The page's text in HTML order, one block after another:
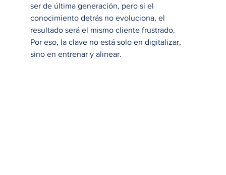
ser de última generación, pero si el
conocimiento detrás no evoluciona, el
resultado será el mismo cliente frustrado.
Por eso, la clave no está solo en digitalizar,
sino en entrenar y alinear.